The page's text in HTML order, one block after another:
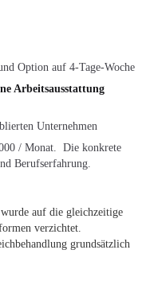
Option auf 4-Tage-Woche
Arbeitsausstattung
Unternehmen
/ Monat. Die konkrete
Berufserfahrung.
auf die gleichzeitige
verzichtet.
grundsätzlich